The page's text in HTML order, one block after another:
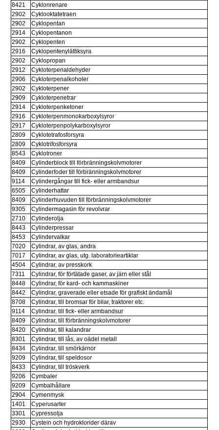
8421
Cyklonrenare
2902
Cyklooktatetraen
2902
Cyklopentan
2914
Cyklopentanon
2902
Cyklopenten
2916
Cyklopentenylättiksyra
2902
Cyklopropan
2912
Cykloterpenaldehyder
2906
Cykloterpenalkoholer
2902
Cykloterpener
2909
Cykloterpenetrar
2914
Cykloterpenketoner
2916
Cykloterpenmonokarboxylsyror
2917
Cykloterpenpolykarboxylsyror
2809
Cyklotetrafosforsyra
2809
Cyklotrifosforsyra
8543
Cyklotroner
8409
Cylinderblock till förbränningskolvmotorer
8409
Cylinderfoder till förbränningskolvmotorer
9114
Cylindergångar till fick- eller armbandsur
6505
Cylinderhattar
8409
Cylinderhuvuden till förbränningskolvmotorer
9305
Cylindermagasin för revolvrar
2710
Cylinderolja
8443
Cylinderpressar
8453
Cylindervalkar
7020
Cylindrar, av glas, andra
7017
Cylindrar, av glas, utg. laboratorieartiklar
4504
Cylindrar, av presskork
7311
Cylindrar, för förtätade gaser, av järn eller stål
8448
Cylindrar, för kard- och kammaskiner
8442
Cylindrar, graverade eller etsade för grafiskt ändamål
8708
Cylindrar, till bromsar för bilar, traktorer etc.
9114
Cylindrar, till fick- eller armbandsur
8409
Cylindrar, till förbränningskolvmotorer
8420
Cylindrar, till kalandrar
8301
Cylindrar, till lås, av oädel metall
8434
Cylindrar, till smörkärnor
9209
Cylindrar, till speldosor
8433
Cylindrar, till tröskverk
9206
Cymbaler
9209
Cymbalhållare
2904
Cymenmysk
1401
Cyperusarter
3301
Cypressolja
2930
Cystein och hydroklorider därav